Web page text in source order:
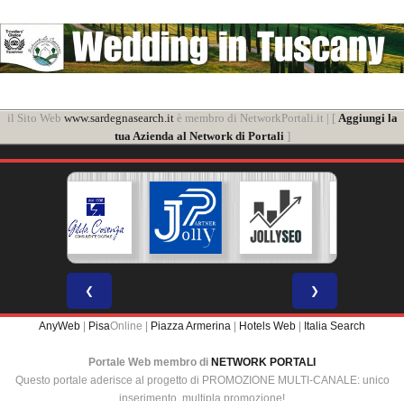
il Sito Web www.sardegnasearch.itè membro di NetworkPortali.it | [ Aggiungi la
tua Azienda al Network di Portali]
❮ ❯
AnyWeb PisaOnline | Piazza Armerina Hotels Web Italia Search
Portale Web membro di NETWORK PORTALI
Questo portale aderisce al progetto di PROMOZIONE MULTI-CANALE: unico
inserimento, multipla promozione!